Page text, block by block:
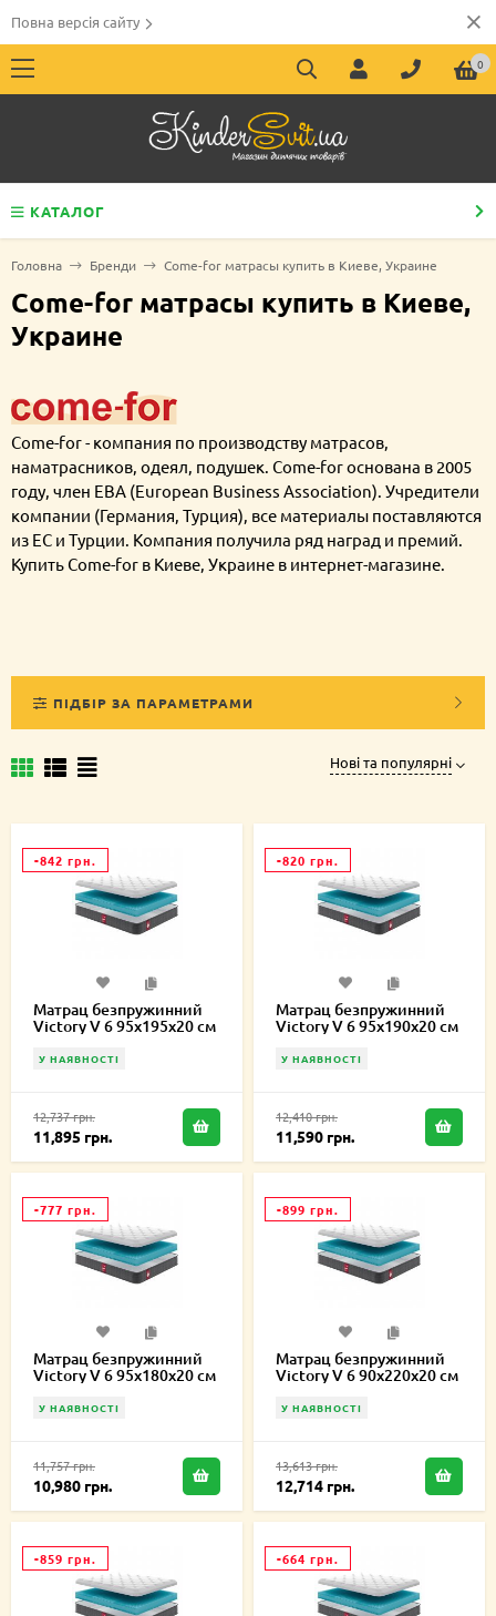
Повна версія сайту
0
КАТАЛОГ
Головна Бренди Come-for матрасы купить в Киеве, Украине
Come-for матрасы купить в Киеве,
Украине
Come-for - компания по производству матрасов,
наматрасников, одеял, подушек. Come-for основана в 2005
году, член EBA (European Business Association). Учредители
компании (Германия, Турция), все материалы поставляются
из ЕС и Турции. Компания получила ряд наград и премий.
Купить Come-for в Киеве, Украине в интернет-магазине.
ПІДБІР ЗА ПАРАМЕТРАМИ
Нові та популярні
-842 грн.
Матрац безпружинний
Victory V 6 95х195х20 см
У НАЯВНОСТІ
12,737 грн.
11,895 грн.
-820 грн.
Матрац безпружинний
Victory V 6 95х190х20 см
У НАЯВНОСТІ
12,410 грн.
11,590 грн.
-777 грн.
Матрац безпружинний
Victory V 6 95х180х20 см
У НАЯВНОСТІ
11,757 грн.
10,980 грн.
-899 грн.
Матрац безпружинний
Victory V 6 90х220х20 см
У НАЯВНОСТІ
13,613 грн.
12,714 грн.
-859 грн. -664 грн.